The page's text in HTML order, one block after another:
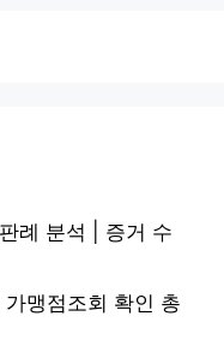
례 분석 | 증거 수
맹점조회 확인 총